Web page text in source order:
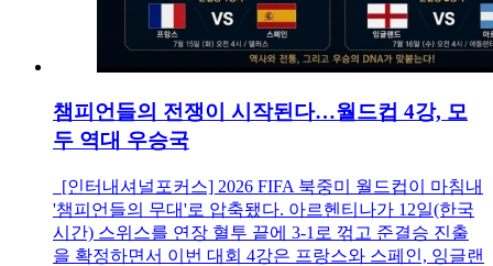
챔피언들의 전쟁이 시작된다…월드컵 4강, 모
두 역대 우승국
[인터내셔널포커스] 2026 FIFA 북중미 월드컵이 마침내
'챔피언들의 무대'로 압축됐다. 아르헨티나가 12일(한국
시간) 스위스를 연장 혈투 끝에 3-1로 꺾고 준결승 진출
을 확정하면서 이번 대회 4강은 프랑스와 스페인, 잉글랜